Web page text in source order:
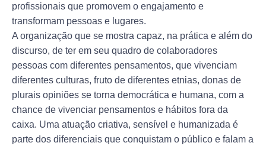
profissionais que promovem o engajamento e
transformam pessoas e lugares.
A organização que se mostra capaz, na prática e além do
discurso, de ter em seu quadro de colaboradores
pessoas com diferentes pensamentos, que vivenciam
diferentes culturas, fruto de diferentes etnias, donas de
plurais opiniões se torna democrática e humana, com a
chance de vivenciar pensamentos e hábitos fora da
caixa. Uma atuação criativa, sensível e humanizada é
parte dos diferenciais que conquistam o público e falam a